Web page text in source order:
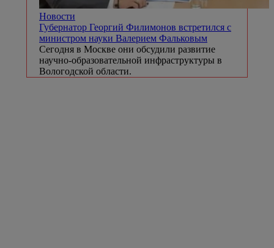
Новости
Губернатор Георгий Филимонов встретился с
министром науки Валерием Фальковым
Сегодня в Москве они обсудили развитие
научно-образовательной инфраструктуры в
Вологодской области.